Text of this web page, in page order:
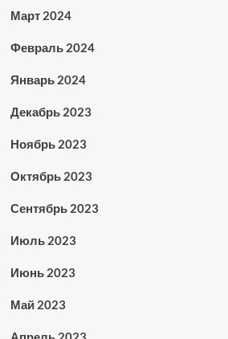
Март 2024
Февраль 2024
Январь 2024
Декабрь 2023
Ноябрь 2023
Октябрь 2023
Сентябрь 2023
Июль 2023
Июнь 2023
Май 2023